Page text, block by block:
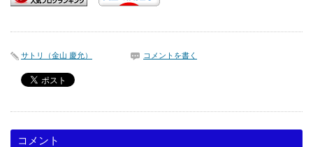
サトリ（金山 慶允） コメントを書く
コメント